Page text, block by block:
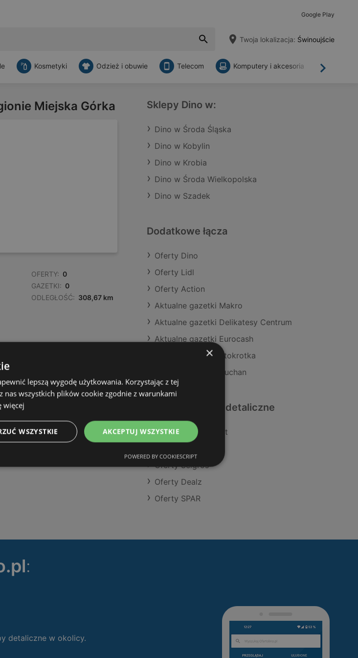
Google Play
Twoja lokalizacja: Świnoujście
Dalej
Kosmetyki Odzież i obuwie Telecom Komputery i akcesoria
Miejska Górka
OFERTY: 0
GAZETKI: 0
ODLEGŁOŚĆ: 308,67 km
Sklepy Dino w:
Dino w Środa Śląska
Dino w Kobylin
Dino w Krobia
Dino w Środa Wielkopolska
Dino w Szadek
Dodatkowe łącza
Oferty Dino
Oferty Lidl
Oferty Action
Aktualne gazetki Makro
Aktualne gazetki Delikatesy Centrum
Aktualne gazetki Eurocash
Aktualne gazetki Stokrotka
Aktualne gazetki Auchan
Podobne sklepy detaliczne
Oferty POLOmarket
Oferty Selgros
Oferty Dealz
Oferty SPAR
:
detaliczne w okolicy.
×
lepszą wygodę użytkowania. Korzystając z tej
nas wszystkich plików cookie zgodnie z warunkami
więcej
AKCEPTUJ WSZYSTKIE
WSZYSTKIE
POWERED BY COOKIESCRIPT